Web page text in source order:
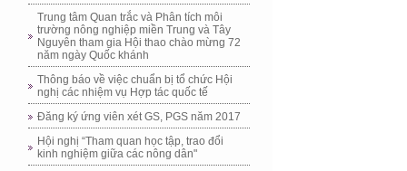
Trung tâm Quan trắc và Phân tích môi
trường nông nghiệp miền Trung và Tây
Nguyên tham gia Hội thao chào mừng 72
năm ngày Quốc khánh
Thông báo về việc chuẩn bị tổ chức Hội
nghị các nhiệm vụ Hợp tác quốc tế
Đăng ký ứng viên xét GS, PGS năm 2017
Hội nghị “Tham quan học tập, trao đổi
kinh nghiệm giữa các nông dân"